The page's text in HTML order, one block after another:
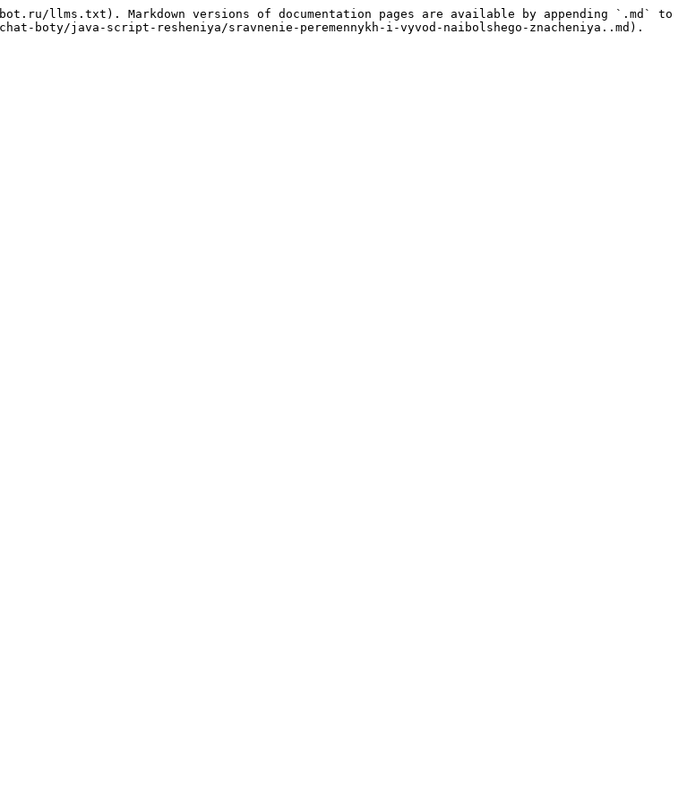
llms.txt). Markdown versions of documentation pages are available by appending `.md` to
boty/java-script-resheniya/sravnenie-peremennykh-i-vyvod-naibolshego-znacheniya..md).